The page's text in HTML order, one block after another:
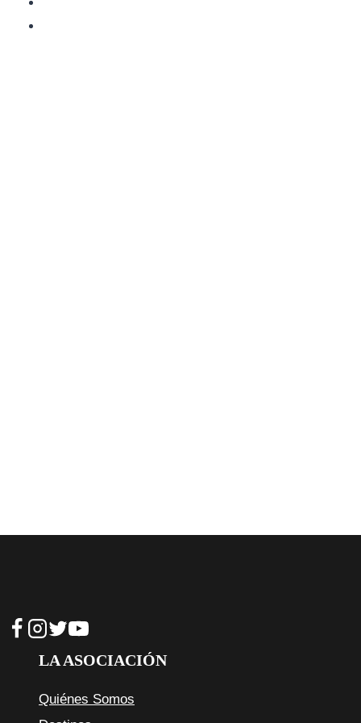
LA ASOCIACIÓN
Quiénes Somos